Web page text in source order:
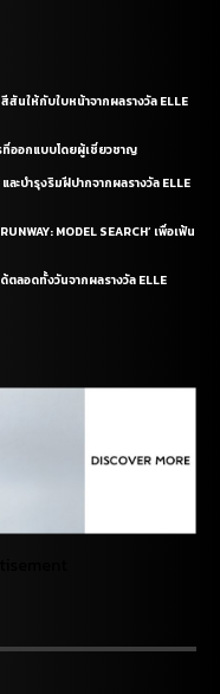
สันให้กับใบหน้าจากผลรางวัล ELLE
ที่ออกแบบโดยผู้เชี่ยวชาญ
ะบำรุงริมฝีปากจากผลรางวัล ELLE
MODEL SEARCH’ เพื่อเฟ้น
ตลอดทั้งวันจากผลรางวัล ELLE